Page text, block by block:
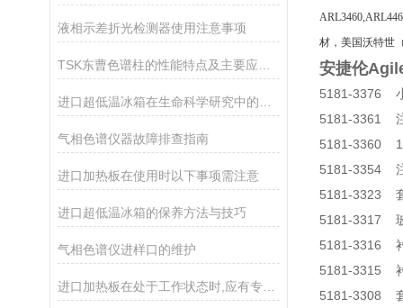
液相示差折光检测器使用注意事项
气相色谱仪器故障排查指南
进口加热板在使用时以下事项需注意
进口超低温冰箱的保养方法与技巧
气相色谱仪进样口的维护
材，美国沃特世
安捷伦
5181-3376
5181-3361
5181-3360
5181-3354
5181-3323
5181-3317
5181-3316
5181-3315
5181-3308